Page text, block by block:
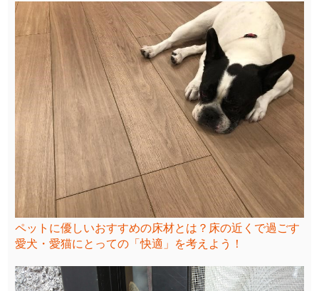
ペットに優しいおすすめの床材とは？床の近くで過ごす
愛犬・愛猫にとっての「快適」を考えよう！